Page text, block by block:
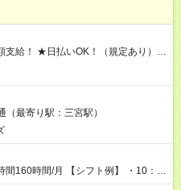
お仕事後はコンビニATMから 日払
（最寄り駅：三宮駅）
シフト例】 ・10：